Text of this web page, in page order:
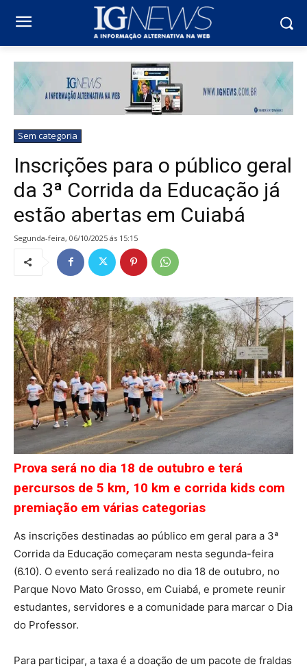
Sem categoria
Inscrições para o público geral
da 3ª Corrida da Educação já
estão abertas em Cuiabá
segunda-feira, 06/10/2025 ás 15:15
Prova será no dia 18 de outubro e terá
percursos de 5 km, 10 km e corrida kids com
premiação em várias categorias
As inscrições destinadas ao público em geral para a 3ª
Corrida da Educação começaram nesta segunda-feira
(6.10). O evento será realizado no dia 18 de outubro, no
Parque Novo Mato Grosso, em Cuiabá, e promete reunir
estudantes, servidores e a comunidade para marcar o Dia
do Professor.
Para participar, a taxa é a doação de um pacote de fraldas